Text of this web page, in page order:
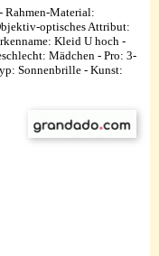
Rahmen-Material:
optisches Attribut:
Kleid U hoch -
Mädchen - Pro: 3-
Sonnenbrille - Kunst: